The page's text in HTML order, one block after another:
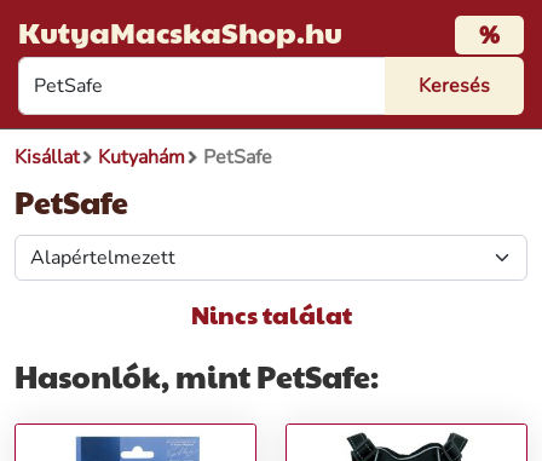
KutyaMacskaShop.hu %
Kisállat Kutyahám PetSafe
PetSafe
Nincs találat
Hasonlók, mint PetSafe: